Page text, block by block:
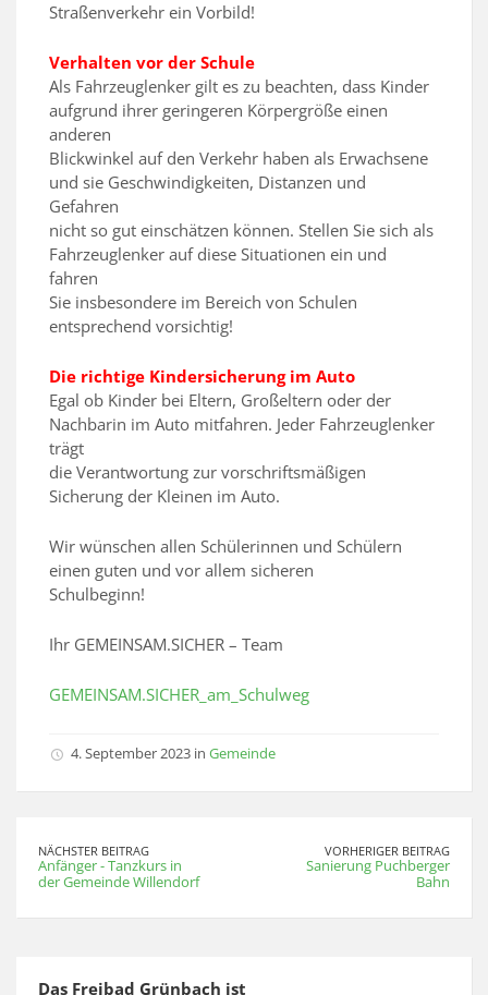
Straßenverkehr ein Vorbild!
Verhalten vor der Schule
Als Fahrzeuglenker gilt es zu beachten, dass Kinder
aufgrund ihrer geringeren Körpergröße einen
anderen
Blickwinkel auf den Verkehr haben als Erwachsene
und sie Geschwindigkeiten, Distanzen und
Gefahren
nicht so gut einschätzen können. Stellen Sie sich als
Fahrzeuglenker auf diese Situationen ein und
fahren
Sie insbesondere im Bereich von Schulen
entsprechend vorsichtig!
Die richtige Kindersicherung im Auto
Egal ob Kinder bei Eltern, Großeltern oder der
Nachbarin im Auto mitfahren. Jeder Fahrzeuglenker
trägt
die Verantwortung zur vorschriftsmäßigen
Sicherung der Kleinen im Auto.
Wir wünschen allen Schülerinnen und Schülern
einen guten und vor allem sicheren
Schulbeginn!
Ihr GEMEINSAM.SICHER – Team
GEMEINSAM.SICHER_am_Schulweg
4. September 2023 in Gemeinde
NÄCHSTER BEITRAG
Anfänger - Tanzkurs in
der Gemeinde Willendorf
VORHERIGER BEITRAG
Sanierung Puchberger
Bahn
Das Freibad Grünbach ist